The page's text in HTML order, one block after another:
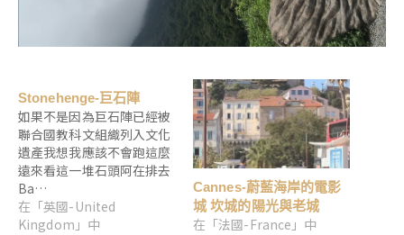
Stonehenge-巨石陣
如果不是因為巨石陣已經被
聯合國教科文組織列入文化
遺產我想我應該不會跑這麼
遠來看這一堆石頭阿在排去
Ba…
在「英國-United
Kingdom」中
Cannes-蔚藍海岸的電影
城 坎城的陽光與老城
在「法國-France」中